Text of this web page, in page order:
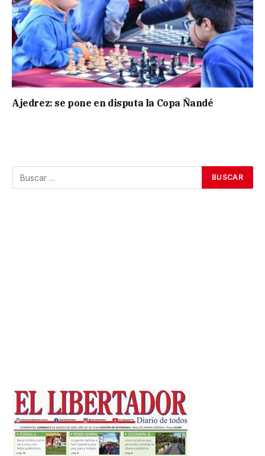
Ajedrez: se pone en disputa la Copa Ñandé